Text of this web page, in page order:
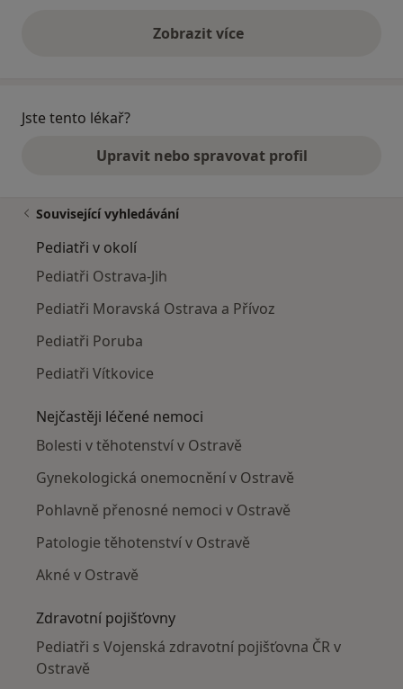
Zobrazit vícevýše uvedené názory
Jste tento lékař?
Upravit nebo spravovat profil
Související vyhledávání
Pediatři v okolí
Pediatři Ostrava-Jih
Pediatři Moravská Ostrava a Přívoz
Pediatři Poruba
Pediatři Vítkovice
Nejčastěji léčené nemoci
Bolesti v těhotenství v Ostravě
Gynekologická onemocnění v Ostravě
Pohlavně přenosné nemoci v Ostravě
Patologie těhotenství v Ostravě
Akné v Ostravě
Zdravotní pojišťovny
Pediatři s Vojenská zdravotní pojišťovna ČR v
Ostravě